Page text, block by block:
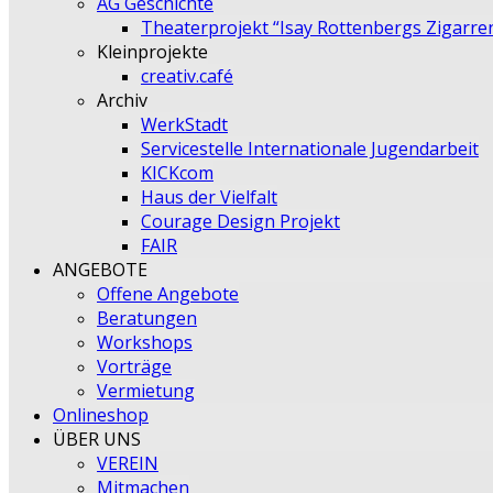
Theaterprojekt “Isay Rottenbergs
Kleinprojekte
creativ.café
Archiv
WerkStadt
Servicestelle Internationale Jugendarbeit
KICKcom
Haus der Vielfalt
Courage Design Projekt
FAIR
ANGEBOTE
Offene Angebote
Beratungen
Workshops
Vorträge
Vermietung
Onlineshop
ÜBER UNS
VEREIN
Mitmachen